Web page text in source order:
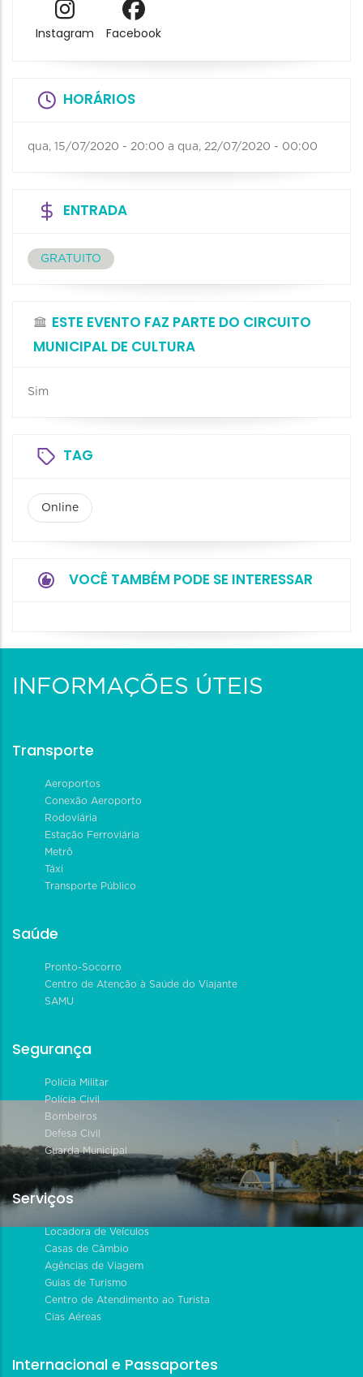
Instagram Facebook
HORÁRIOS
qua, 15/07/2020 - 20:00 a qua, 22/07/2020 - 00:00
ENTRADA
GRATUITO
ESTE EVENTO FAZ PARTE DO CIRCUITO
MUNICIPAL DE CULTURA
Sim
TAG
Online
VOCÊ TAMBÉM PODE SE INTERESSAR
INFORMAÇÕES ÚTEIS
Transporte
Aeroportos
Conexão Aeroporto
Rodoviária
Estação Ferroviária
Metrô
Táxi
Transporte Público
Saúde
Pronto-Socorro
Centro de Atenção à Saúde do Viajante
SAMU
Segurança
Polícia Militar
Polícia Civil
Bombeiros
Defesa Civil
Guarda Municipal
Serviços
Locadora de Veículos
Casas de Câmbio
Agências de Viagem
Guias de Turismo
Centro de Atendimento ao Turista
Cias Aéreas
Internacional e Passaportes